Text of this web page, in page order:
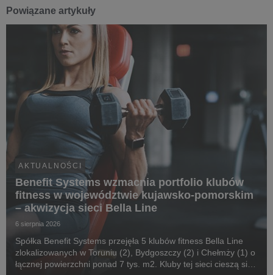
Powiązane artykuły
AKTUALNOŚCI
Benefit Systems wzmacnia portfolio klubów
fitness w województwie kujawsko-pomorskim
– akwizycja sieci Bella Line
6 sierpnia 2026
Spółka Benefit Systems przejęła 5 klubów fitness Bella Line
zlokalizowanych w Toruniu (2), Bydgoszczy (2) i Chełmży (1) o
łącznej powierzchni ponad 7 tys. m2. Kluby tej sieci cieszą się